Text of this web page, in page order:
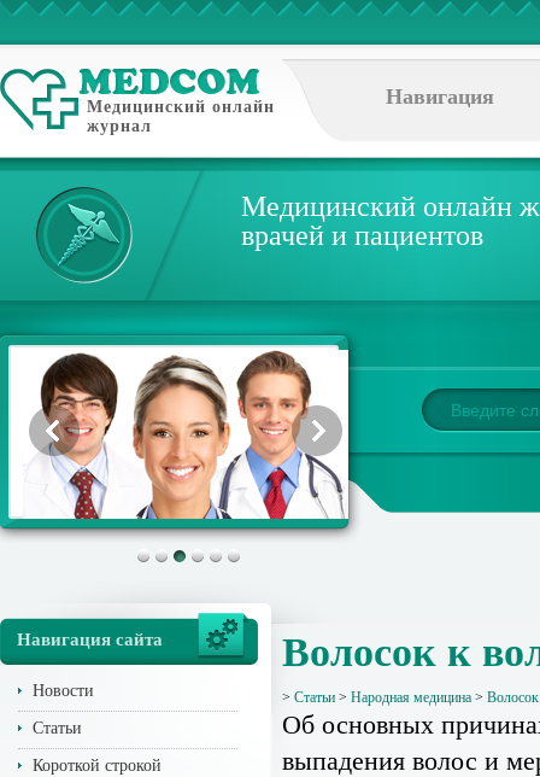
Медицинский онлайн
журнал
Навигация
Медицинский онлайн
врачей и пациентов
Навигация сайта
Новости
Статьи
Короткой строкой
Волосок к
> Статьи > Народная медицина >
Об основных
выпадения волос и